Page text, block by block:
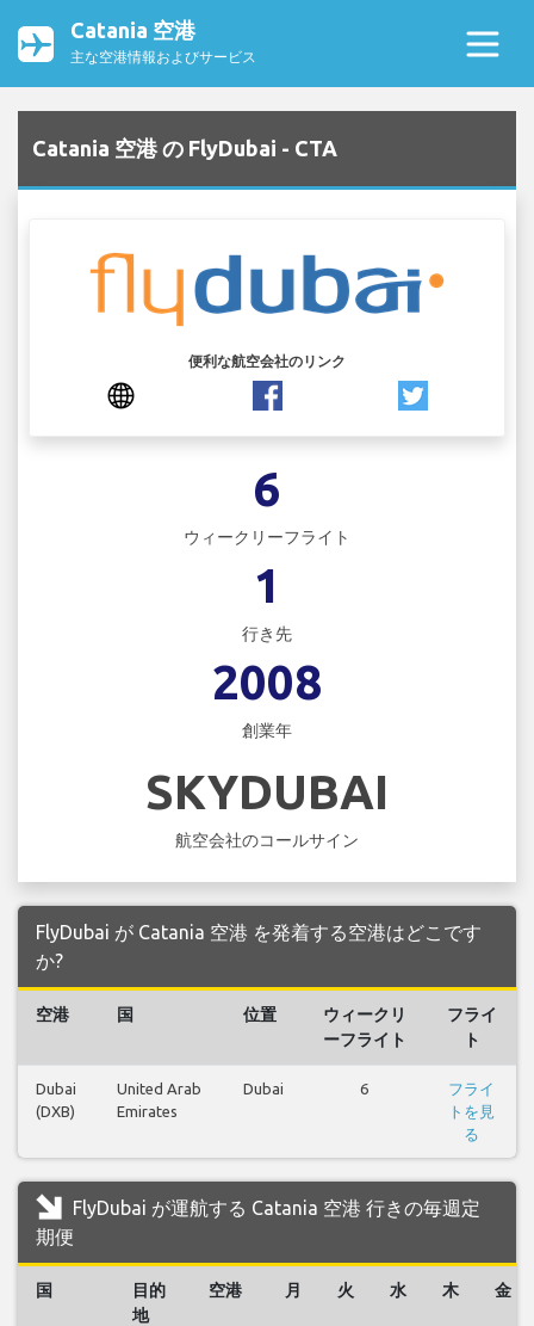
Catania 空港
主な空港情報およびサービス
Catania 空港 の FlyDubai - CTA
便利な航空会社のリンク
6
ウィークリーフライト
1
行き先
2008
創業年
SKYDUBAI
航空会社のコールサイン
FlyDubai が Catania 空港 を発着する空港はどこです
か?
空港 国 位置
ウィークリ
ーフライト
フライ
ト
Dubai
(DXB)
United Arab
Emirates
Dubai 6
フライ
トを見
る
FlyDubai が運航する Catania 空港 行きの毎週定
期便
国
目的
地
空港 月 火 水 木 金